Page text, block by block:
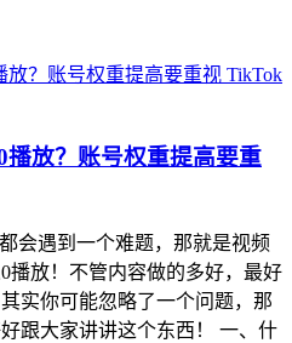
TikTok
放？账号权重提高要重
会遇到一个难题，那就是视频
播放！不管内容做的多好，最好
实你可能忽略了一个问题，那
跟大家讲讲这个东西！ 一、什